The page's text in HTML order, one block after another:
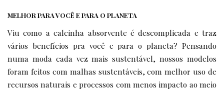
MELHOR PARA VOCÊ E PARA O PLANETA
Viu como a calcinha absorvente é descomplicada e traz
vários benefícios pra você e para o planeta? Pensando
numa moda cada vez mais sustentável, nossos modelos
foram feitos com malhas sustentáveis, com melhor uso de
recursos naturais e processos com menos impacto ao meio